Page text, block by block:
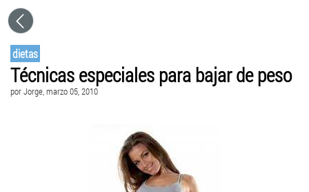
dietas
Técnicas especiales para bajar de peso
porJorge, marzo 05, 2010